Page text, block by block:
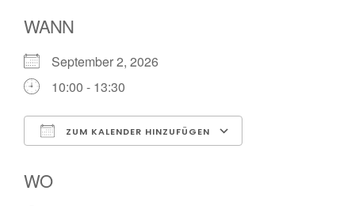
WANN
September 2, 2026
10:00 - 13:30
ZUM KALENDER HINZUFÜGEN
WO